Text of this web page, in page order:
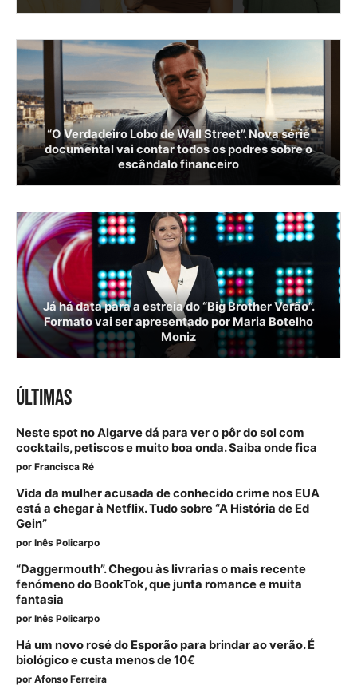
“O Verdadeiro Lobo de Wall Street”. Nova série
documental vai contar todos os podres sobre o
escândalo financeiro
Já há data para a estreia do “Big Brother Verão”.
Formato vai ser apresentado por Maria Botelho
Moniz
ÚLTIMAS
Neste spot no Algarve dá para ver o pôr do sol com
cocktails, petiscos e muito boa onda. Saiba onde fica
por Francisca Ré
Vida da mulher acusada de conhecido crime nos EUA
está a chegar à Netflix. Tudo sobre “A História de Ed
Gein”
por Inês Policarpo
“Daggermouth”. Chegou às livrarias o mais recente
fenómeno do BookTok, que junta romance e muita
fantasia
por Inês Policarpo
Há um novo rosé do Esporão para brindar ao verão. É
biológico e custa menos de 10€
por Afonso Ferreira